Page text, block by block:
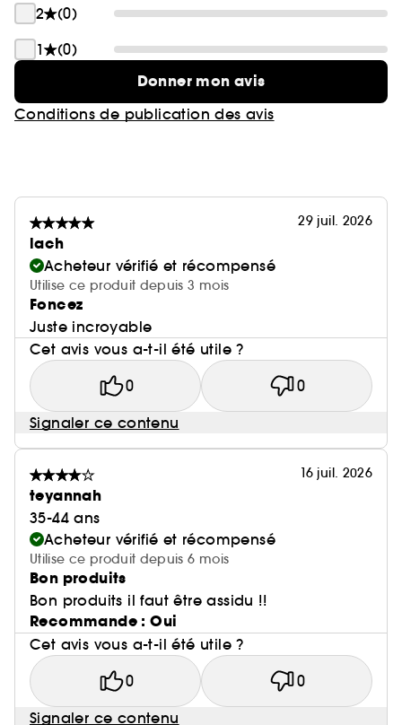
2
(0)
1
(0)
Donner mon avis
Conditions de publication des avis
29 juil. 2026
lach
Acheteur vérifié et récompensé
Utilise ce produit depuis 3 mois
Foncez
Juste incroyable
Cet avis vous a-t-il été utile ?
0 0
Signaler ce contenu
16 juil. 2026
teyannah
35-44 ans
Acheteur vérifié et récompensé
Utilise ce produit depuis 6 mois
Bon produits
Bon produits il faut être assidu !!
Recommande : Oui
Cet avis vous a-t-il été utile ?
0 0
Signaler ce contenu